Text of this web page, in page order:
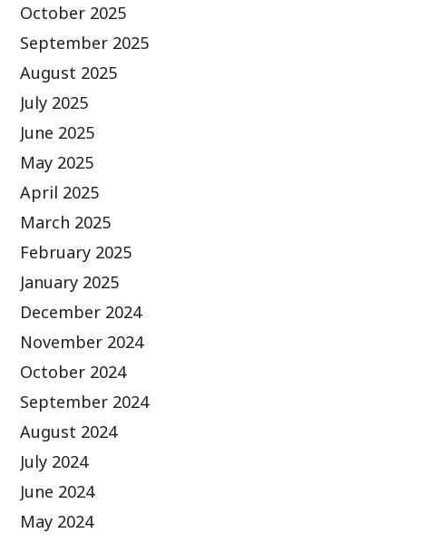
October 2025
September 2025
August 2025
July 2025
June 2025
May 2025
April 2025
March 2025
February 2025
January 2025
December 2024
November 2024
October 2024
September 2024
August 2024
July 2024
June 2024
May 2024